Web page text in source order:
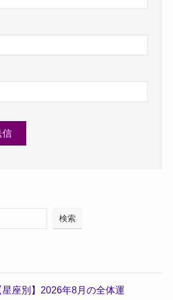
検索
座別】2026年8月の全体運